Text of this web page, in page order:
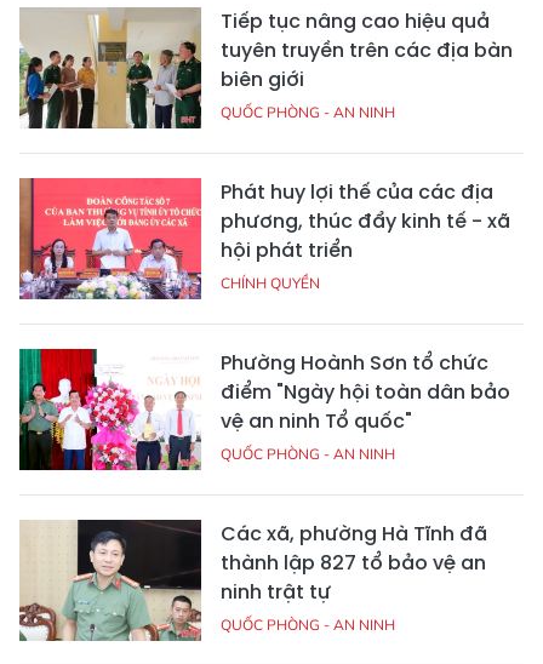
Tiếp tục nâng cao hiệu quả
tuyên truyền trên các địa bàn
biên giới
QUỐC PHÒNG - AN NINH
Phát huy lợi thế của các địa
phương, thúc đẩy kinh tế - xã
hội phát triển
CHÍNH QUYỀN
Phường Hoành Sơn tổ chức
điểm "Ngày hội toàn dân bảo
vệ an ninh Tổ quốc"
QUỐC PHÒNG - AN NINH
Các xã, phường Hà Tĩnh đã
thành lập 827 tổ bảo vệ an
ninh trật tự
QUỐC PHÒNG - AN NINH